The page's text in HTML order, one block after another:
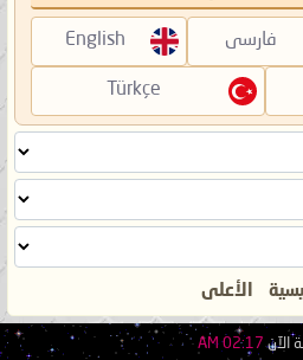
فارسی English
Türkçe
الأعلى
الآن02:17 AM